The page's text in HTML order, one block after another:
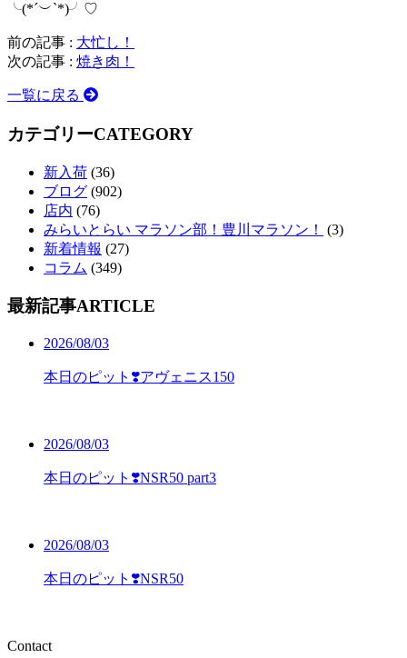
╰(*´︶`*)╯♡
前の記事 : 大忙し！
次の記事 : 焼き肉！
一覧に戻る
カテゴリーCATEGORY
新入荷 (36)
ブログ (902)
店内 (76)
みらいとらい マラソン部！豊川マラソン！
(3)
新着情報 (27)
コラム (349)
最新記事ARTICLE
2026/08/03
本日のピット❣️アヴェニス150
2026/08/03
本日のピット❣️NSR50 part3
2026/08/03
本日のピット❣️NSR50
Contact